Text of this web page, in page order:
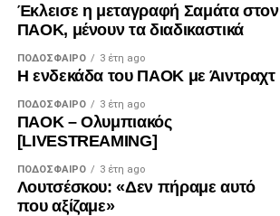
Έκλεισε η μεταγραφή Σαμάτα στον
ΠΑΟΚ, μένουν τα διαδικαστικά
ΠΟΔΌΣΦΑΙΡΟ 3 έτη ago
Η ενδεκάδα του ΠΑΟΚ με Άιντραχτ
ΠΟΔΌΣΦΑΙΡΟ 3 έτη ago
ΠΑΟΚ – Ολυμπιακός
[LIVESTREAMING]
ΠΟΔΌΣΦΑΙΡΟ 3 έτη ago
Λουτσέσκου: «Δεν πήραμε αυτό
που αξίζαμε»